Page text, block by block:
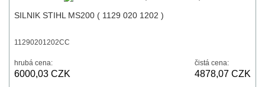
SILNIK STIHL MS200 ( 1129 020 1202 )
11290201202CC
hrubá cena:
6000,03 CZK
čistá cena:
4878,07 CZK